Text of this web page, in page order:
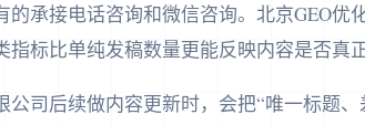
的承接电话咨询和微信咨询。北京GEO优
标比单纯发稿数量更能反映内容是否真
公司后续做内容更新时，会把“唯一标题